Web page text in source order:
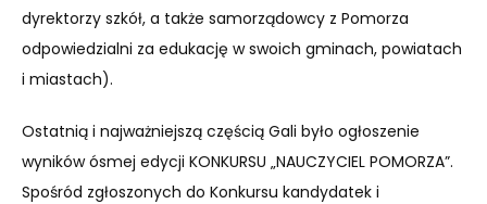
dyrektorzy szkół, a także samorządowcy z Pomorza
odpowiedzialni za edukację w swoich gminach, powiatach
i miastach).
Ostatnią i najważniejszą częścią Gali było ogłoszenie
wyników ósmej edycji KONKURSU „NAUCZYCIEL POMORZA”.
Spośród zgłoszonych do Konkursu kandydatek i